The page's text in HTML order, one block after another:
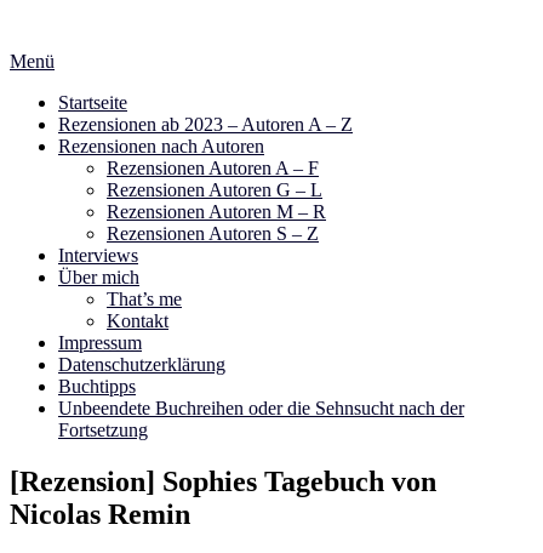
springen
Menü
Startseite
Rezensionen ab 2023 – Autoren A – Z
Rezensionen nach Autoren
Rezensionen Autoren A – F
Rezensionen Autoren G – L
Rezensionen Autoren M – R
Rezensionen Autoren S – Z
Interviews
Über mich
That’s me
Kontakt
Impressum
Datenschutzerklärung
Buchtipps
Unbeendete Buchreihen oder die Sehnsucht nach der
Fortsetzung
[Rezension] Sophies Tagebuch von
Nicolas Remin